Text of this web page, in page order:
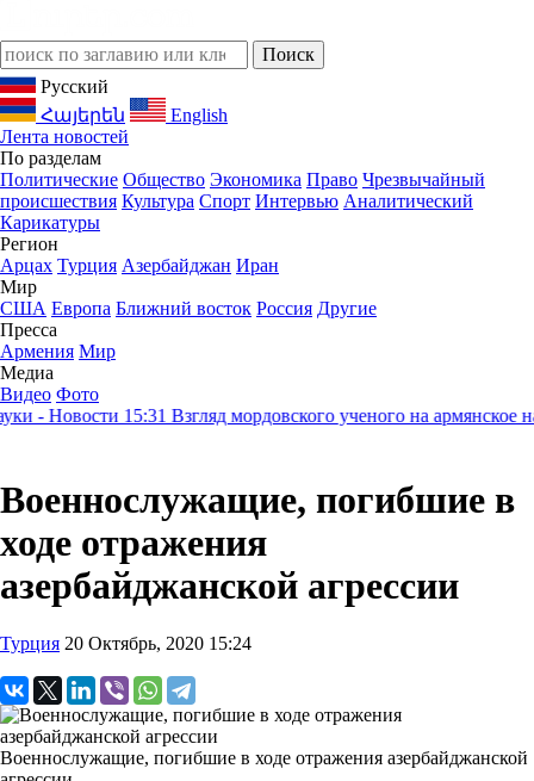
Русский
Հայերեն
English
Лента новостей
По разделам
Политические Общество Экономика Право Чрезвычайный
происшествия Культура Спорт Интервью Аналитический
Карикатуры
Регион
Арцах Турция Азербайджан Иран
Мир
США Европа Ближний восток Россия Другие
Пресса
Армения Мир
Медиа
Видео Фото
Новости15:31Взгляд мордовского ученого на армянское
Военнослужащие, погибшие в
ходе отражения
азербайджанской агрессии
Турция 20 Октябрь, 2020 15:24
Военнослужащие, погибшие в ходе отражения азербайджанской